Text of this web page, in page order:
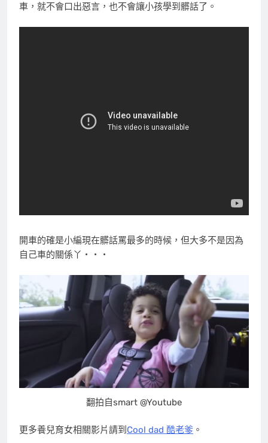
車，就不會口出惡言，也不會讓小孩學到髒話了。
開車的確是小編現在髒話罵最多的時候，但大多不是因為
自己車的關係丫・・・
翻拍自smart @Youtube
更多養兒育女相關影片請到 Cool dad 酷老爹 。